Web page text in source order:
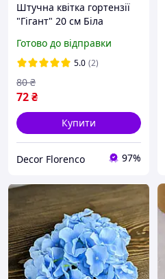
Штучна квітка гортензії
"Гігант" 20 см Біла
Готово до відправки
5.0 (2)
72₴
80 ₴
Купити
Decor Florenco 97%